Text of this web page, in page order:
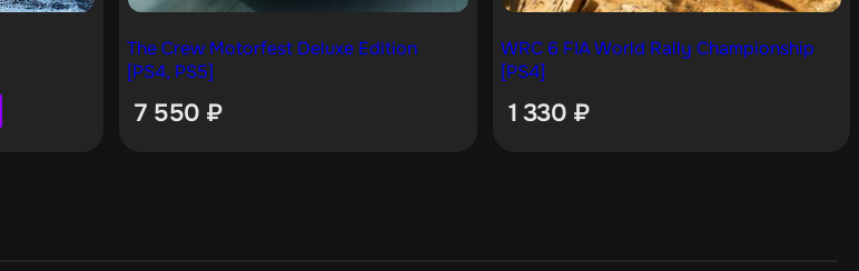
The Crew Motorfest Deluxe Edition
[PS4, PS5]
7 550 ₽
WRC 6 FIA World Rally Championship
[PS4]
1 330 ₽